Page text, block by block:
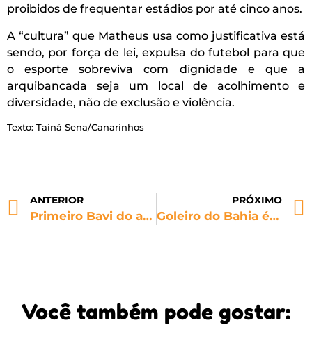
proibidos de frequentar estádios por até cinco anos.
A “cultura” que Matheus usa como justificativa está
sendo, por força de lei, expulsa do futebol para que
o esporte sobreviva com dignidade e que a
arquibancada seja um local de acolhimento e
diversidade, não de exclusão e violência.
Texto: Tainá Sena/Canarinhos
ANTERIOR
Primeiro Bavi do ano é marcado por cânticos homofóbicos vindos da arquibancada
PRÓXIMO
Goleiro do Bahia é alvo de insultos homofóbicos durante aquecimento
Você também pode gostar: